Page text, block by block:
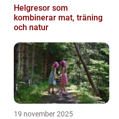
Helgresor som
kombinerar mat, träning
och natur
19 november 2025